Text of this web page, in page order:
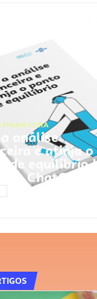
FINANCEIRA
a análise
e atinja o
de equilíbrio |
ChatGPT